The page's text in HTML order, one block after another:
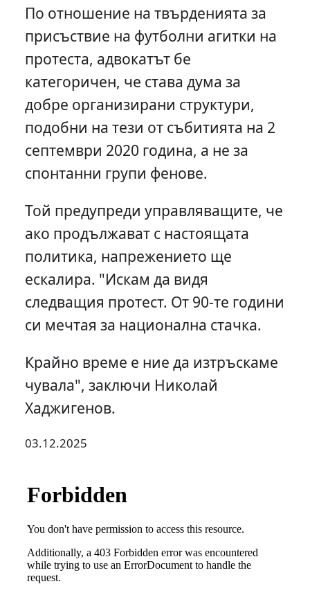
По отношение на твърденията за
присъствие на футболни агитки на
протеста, адвокатът бе
категоричен, че става дума за
добре организирани структури,
подобни на тези от събитията на 2
септември 2020 година, а не за
спонтанни групи фенове.
Той предупреди управляващите, че
ако продължават с настоящата
политика, напрежението ще
ескалира. "Искам да видя
следващия протест. От 90-те години
си мечтая за национална стачка.
Крайно време е ние да изтръскаме
чувала", заключи Николай
Хаджигенов.
03.12.2025